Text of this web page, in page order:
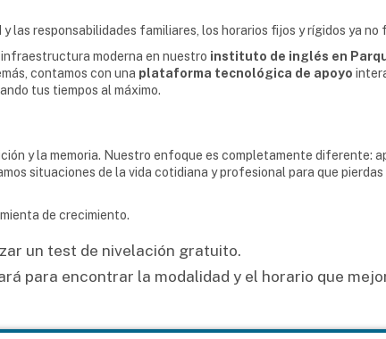
responsabilidades familiares, los horarios fijos y rígidos ya no
infraestructura moderna en nuestro instituto de inglés en
contamos con una plataforma tecnológica de apoyo
tus tiempos al máximo.
y la memoria. Nuestro enfoque es completamente diferente:
situaciones de la vida cotidiana y profesional para que
de crecimiento.
un test de nivelación gratuito.
para encontrar la modalidad y el horario que